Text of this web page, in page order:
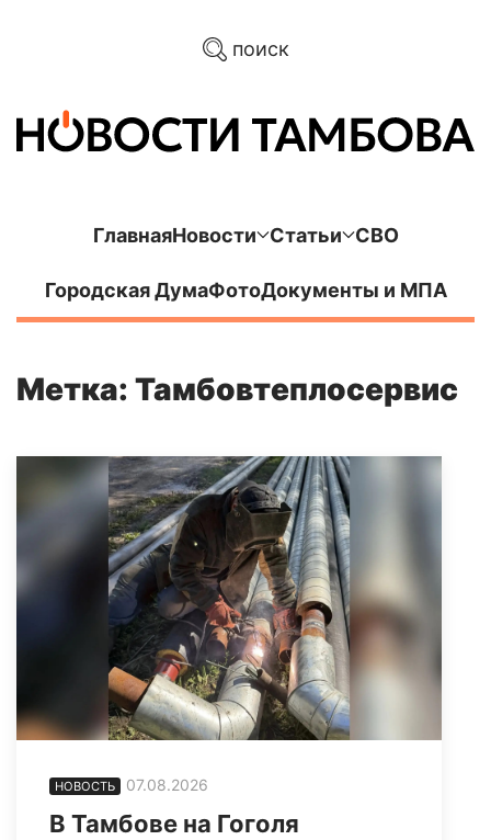
поиск
ГлавнаяНовости Статьи СВО
Городская ДумаФотоДокументы и МПА
Метка: Тамбовтеплосервис
НОВОСТЬ 07.08.2026
В Тамбове на Гоголя